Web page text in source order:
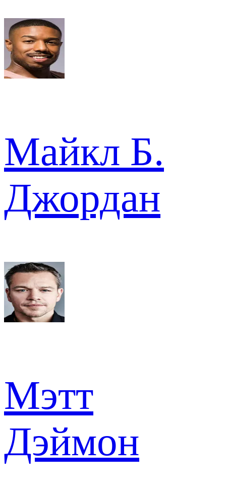
Майкл Б.
Джордан
Мэтт
Дэймон